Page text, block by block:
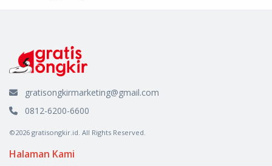
gratisongkirmarketing@gmail.com
0812-6200-6600
©2026 gratisongkir.id. All Rights Reserved.
Halaman Kami